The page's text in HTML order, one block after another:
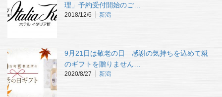
理」予約受付開始のご…
2018/12/6 新潟
9月21日は敬老の日 感謝の気持ちを込めて糀
のギフトを贈りません…
2020/8/27 新潟